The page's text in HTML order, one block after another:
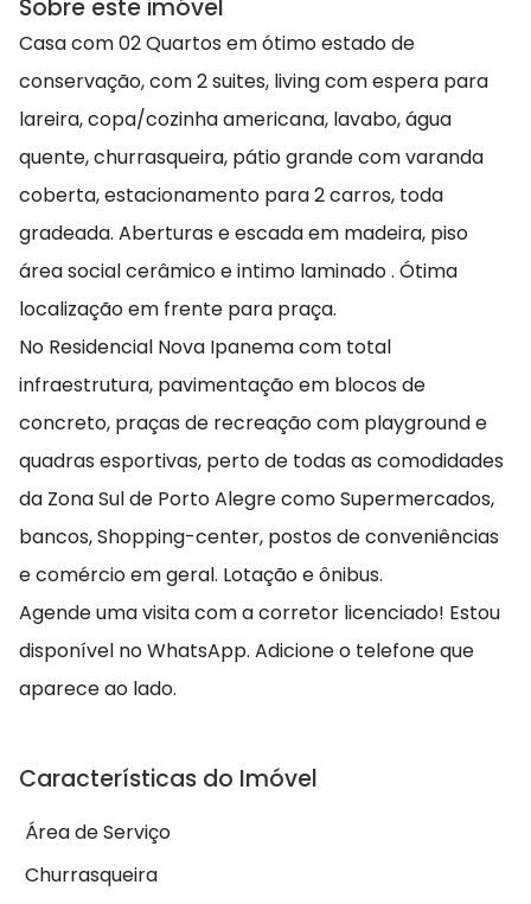
Sobre este imóvel
Casa com 02 Quartos em ótimo estado de
conservação, com 2 suites, living com espera para
lareira, copa/cozinha americana, lavabo, água
quente, churrasqueira, pátio grande com varanda
coberta, estacionamento para 2 carros, toda
gradeada. Aberturas e escada em madeira, piso
área social cerâmico e intimo laminado . Ótima
localização em frente para praça.
No Residencial Nova Ipanema com total
infraestrutura, pavimentação em blocos de
concreto, praças de recreação com playground e
quadras esportivas, perto de todas as comodidades
da Zona Sul de Porto Alegre como Supermercados,
bancos, Shopping-center, postos de conveniências
e comércio em geral. Lotação e ônibus.
Agende uma visita com a corretor licenciado! Estou
disponível no WhatsApp. Adicione o telefone que
aparece ao lado.
Características do Imóvel
Área de Serviço
Churrasqueira